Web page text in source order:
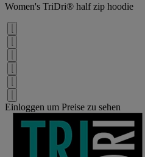
Women's TriDri® half zip hoodie
Einloggen um Preise zu sehen